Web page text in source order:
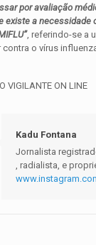
por avaliação
existe a necessidade
, referindo-se a
contra o vírus
VIGILANTE ON LINE
Kadu Fontana
Jornalista
, radialista, e